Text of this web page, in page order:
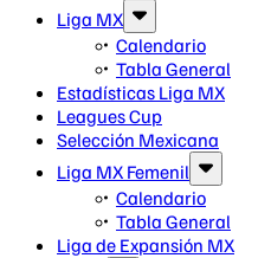
Liga MX
Calendario
Tabla General
Estadísticas Liga MX
Leagues Cup
Selección Mexicana
Liga MX Femenil
Calendario
Tabla General
Liga de Expansión MX